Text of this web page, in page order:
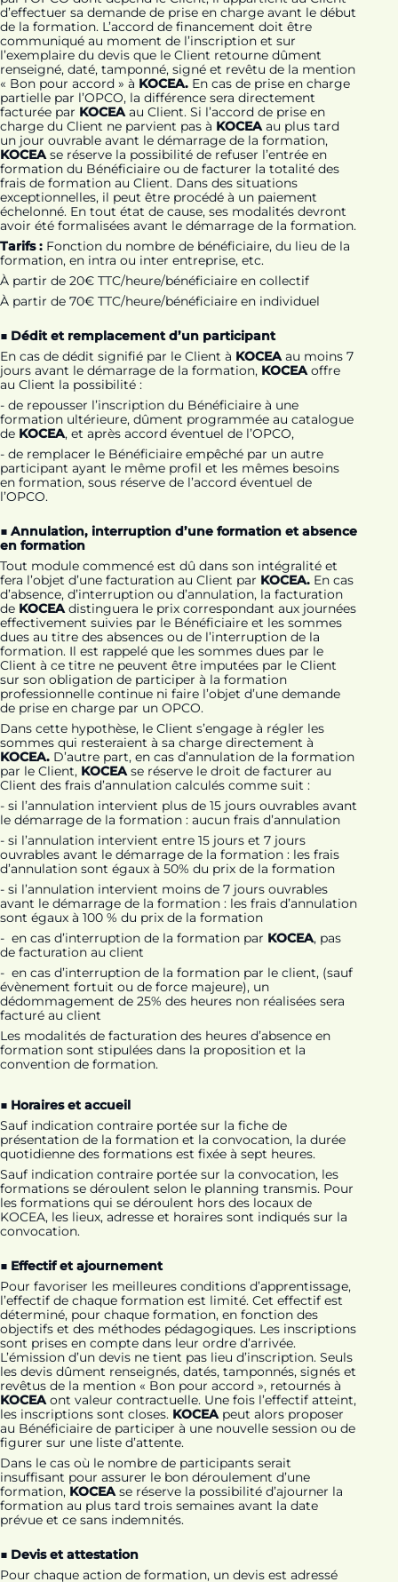
d’effectuer sa demande de prise en charge avant le début
de la formation. L’accord de financement doit être
communiqué au moment de l’inscription et sur
l’exemplaire du devis que le Client retourne dûment
renseigné, daté, tamponné, signé et revêtu de la mention
« Bon pour accord » à KOCEA. En cas de prise en charge
partielle par l’OPCO, la différence sera directement
facturée par KOCEAau Client. Si l’accord de prise en
charge du Client ne parvient pas à KOCEAau plus tard
un jour ouvrable avant le démarrage de la formation,
KOCEAse réserve la possibilité de refuser l’entrée en
formation du Bénéficiaire ou de facturer la totalité des
frais de formation au Client. Dans des situations
exceptionnelles, il peut être procédé à un paiement
échelonné. En tout état de cause, ses modalités devront
avoir été formalisées avant le démarrage de la formation.
Tarifs : Fonction du nombre de bénéficiaire, du lieu de la
formation, en intra ou inter entreprise, etc.
À partir de 20€ TTC/heure/bénéficiaire en collectif
À partir de 70€ TTC/heure/bénéficiaire en individuel
■ Dédit et remplacement d’un participant
En cas de dédit signifié par le Client à KOCEAau moins 7
jours avant le démarrage de la formation, KOCEAoffre
au Client la possibilité :
- de repousser l’inscription du Bénéficiaire à une
formation ultérieure, dûment programmée au catalogue
de KOCEA, et après accord éventuel de l’OPCO,
- de remplacer le Bénéficiaire empêché par un autre
participant ayant le même profil et les mêmes besoins
en formation, sous réserve de l’accord éventuel de
l’OPCO.
■ Annulation, interruption d’une formation et absence
en formation
Tout module commencé est dû dans son intégralité et
fera l’objet d’une facturation au Client par KOCEA. En cas
d’absence, d’interruption ou d’annulation, la facturation
de KOCEAdistinguera le prix correspondant aux journées
effectivement suivies par le Bénéficiaire et les sommes
dues au titre des absences ou de l’interruption de la
formation. Il est rappelé que les sommes dues par le
Client à ce titre ne peuvent être imputées par le Client
sur son obligation de participer à la formation
professionnelle continue ni faire l’objet d’une demande
de prise en charge par un OPCO.
Dans cette hypothèse, le Client s’engage à régler les
sommes qui resteraient à sa charge directement à
KOCEA. D’autre part, en cas d’annulation de la formation
par le Client, KOCEAse réserve le droit de facturer au
Client des frais d’annulation calculés comme suit :
- si l’annulation intervient plus de 15 jours ouvrables avant
le démarrage de la formation : aucun frais d’annulation
- si l’annulation intervient entre 15 jours et 7 jours
ouvrables avant le démarrage de la formation : les frais
d’annulation sont égaux à 50% du prix de la formation
- si l’annulation intervient moins de 7 jours ouvrables
avant le démarrage de la formation : les frais d’annulation
sont égaux à 100 % du prix de la formation
- en cas d’interruption de la formation par KOCEA, pas
de facturation au client
- en cas d’interruption de la formation par le client, (sauf
évènement fortuit ou de force majeure), un
dédommagement de 25% des heures non réalisées sera
facturé au client
Les modalités de facturation des heures d’absence en
formation sont stipulées dans la proposition et la
convention de formation.
■ Horaires et accueil
Sauf indication contraire portée sur la fiche de
présentation de la formation et la convocation, la durée
quotidienne des formations est fixée à sept heures.
Sauf indication contraire portée sur la convocation, les
formations se déroulent selon le planning transmis. Pour
les formations qui se déroulent hors des locaux de
KOCEA, les lieux, adresse et horaires sont indiqués sur la
convocation.
■ Effectif et ajournement
Pour favoriser les meilleures conditions d’apprentissage,
l’effectif de chaque formation est limité. Cet effectif est
déterminé, pour chaque formation, en fonction des
objectifs et des méthodes pédagogiques. Les inscriptions
sont prises en compte dans leur ordre d’arrivée.
L’émission d’un devis ne tient pas lieu d’inscription. Seuls
les devis dûment renseignés, datés, tamponnés, signés et
revêtus de la mention « Bon pour accord », retournés à
KOCEAont valeur contractuelle. Une fois l’effectif atteint,
les inscriptions sont closes. KOCEApeut alors proposer
au Bénéficiaire de participer à une nouvelle session ou de
figurer sur une liste d’attente.
Dans le cas où le nombre de participants serait
insuffisant pour assurer le bon déroulement d’une
formation, KOCEAse réserve la possibilité d’ajourner la
formation au plus tard trois semaines avant la date
prévue et ce sans indemnités.
■ Devis et attestation
Pour chaque action de formation, un devis est adressé